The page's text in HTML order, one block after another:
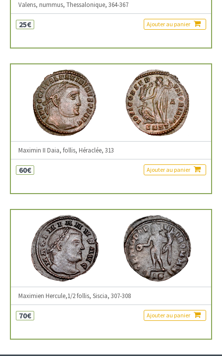
Valens, nummus, Thessalonique, 364-367
25€ Ajouter au panier
Maximin II Daia, follis, Héraclée, 313
60€ Ajouter au panier
Maximien Hercule,1/2 follis, Siscia, 307-308
70€ Ajouter au panier